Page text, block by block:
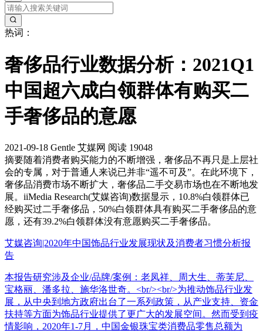
热词：
奢侈品行业数据分析：2021Q1
中国超六成白领群体有购买二
手奢侈品的意愿
2021-09-18 Gentle 艾媒网 阅读 19048
摘要随着消费者购买能力的不断增强，奢侈品不再只是上层社
会的专属，对于普通人来说已并非“遥不可及”。在此环境下，
奢侈品消费市场不断扩大，奢侈品二手交易市场也在不断地发
展。iiMedia Research(艾媒咨询)数据显示，10.8%白领群体已
经购买过二手奢侈品，50%白领群体具有购买二手奢侈品的意
愿，还有39.2%白领群体没有意愿购买二手奢侈品。
艾媒咨询|2020年中国饰品行业发展现状及消费者习惯分析报
告
本报告研究涉及企业/品牌/案例：老凤祥、周大生、蒂芙尼、
宝格丽、潘多拉、施华洛世奇。<br/><br/>为推动饰品行业发
展，从中央到地方政府出台了一系列政策，从产业支持、资金
扶持等方面为饰品行业提供了更广大的发展空间。然而受到疫
情影响，2020年1-7月，中国金银珠宝类消费品零售总额为